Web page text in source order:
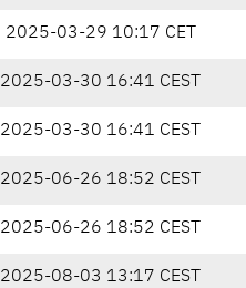
2025-03-29 10:17 CET
2025-03-30 16:41 CEST
2025-03-30 16:41 CEST
2025-06-26 18:52 CEST
2025-06-26 18:52 CEST
2025-08-03 13:17 CEST